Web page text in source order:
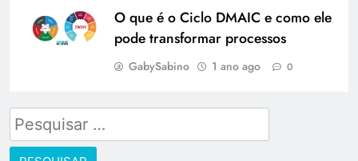
O que é o Ciclo DMAIC e como ele
pode transformar processos
GabySabino 1 ano ago 0